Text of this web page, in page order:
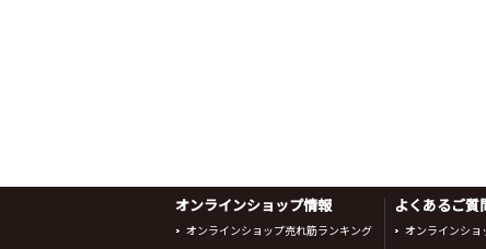
オンラインショップ情報
オンラインショップ売れ筋ランキング
よくあるご質
オンラインショ